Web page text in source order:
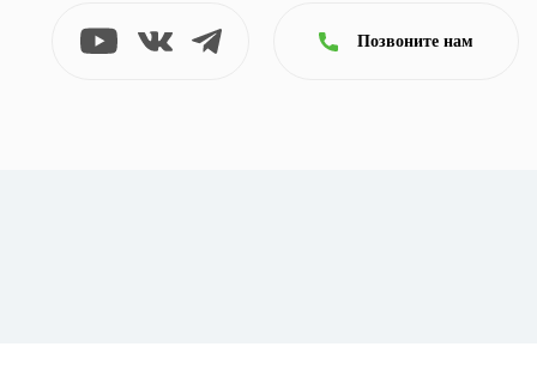
Позвоните нам